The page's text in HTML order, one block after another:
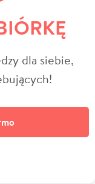
dla siebie,